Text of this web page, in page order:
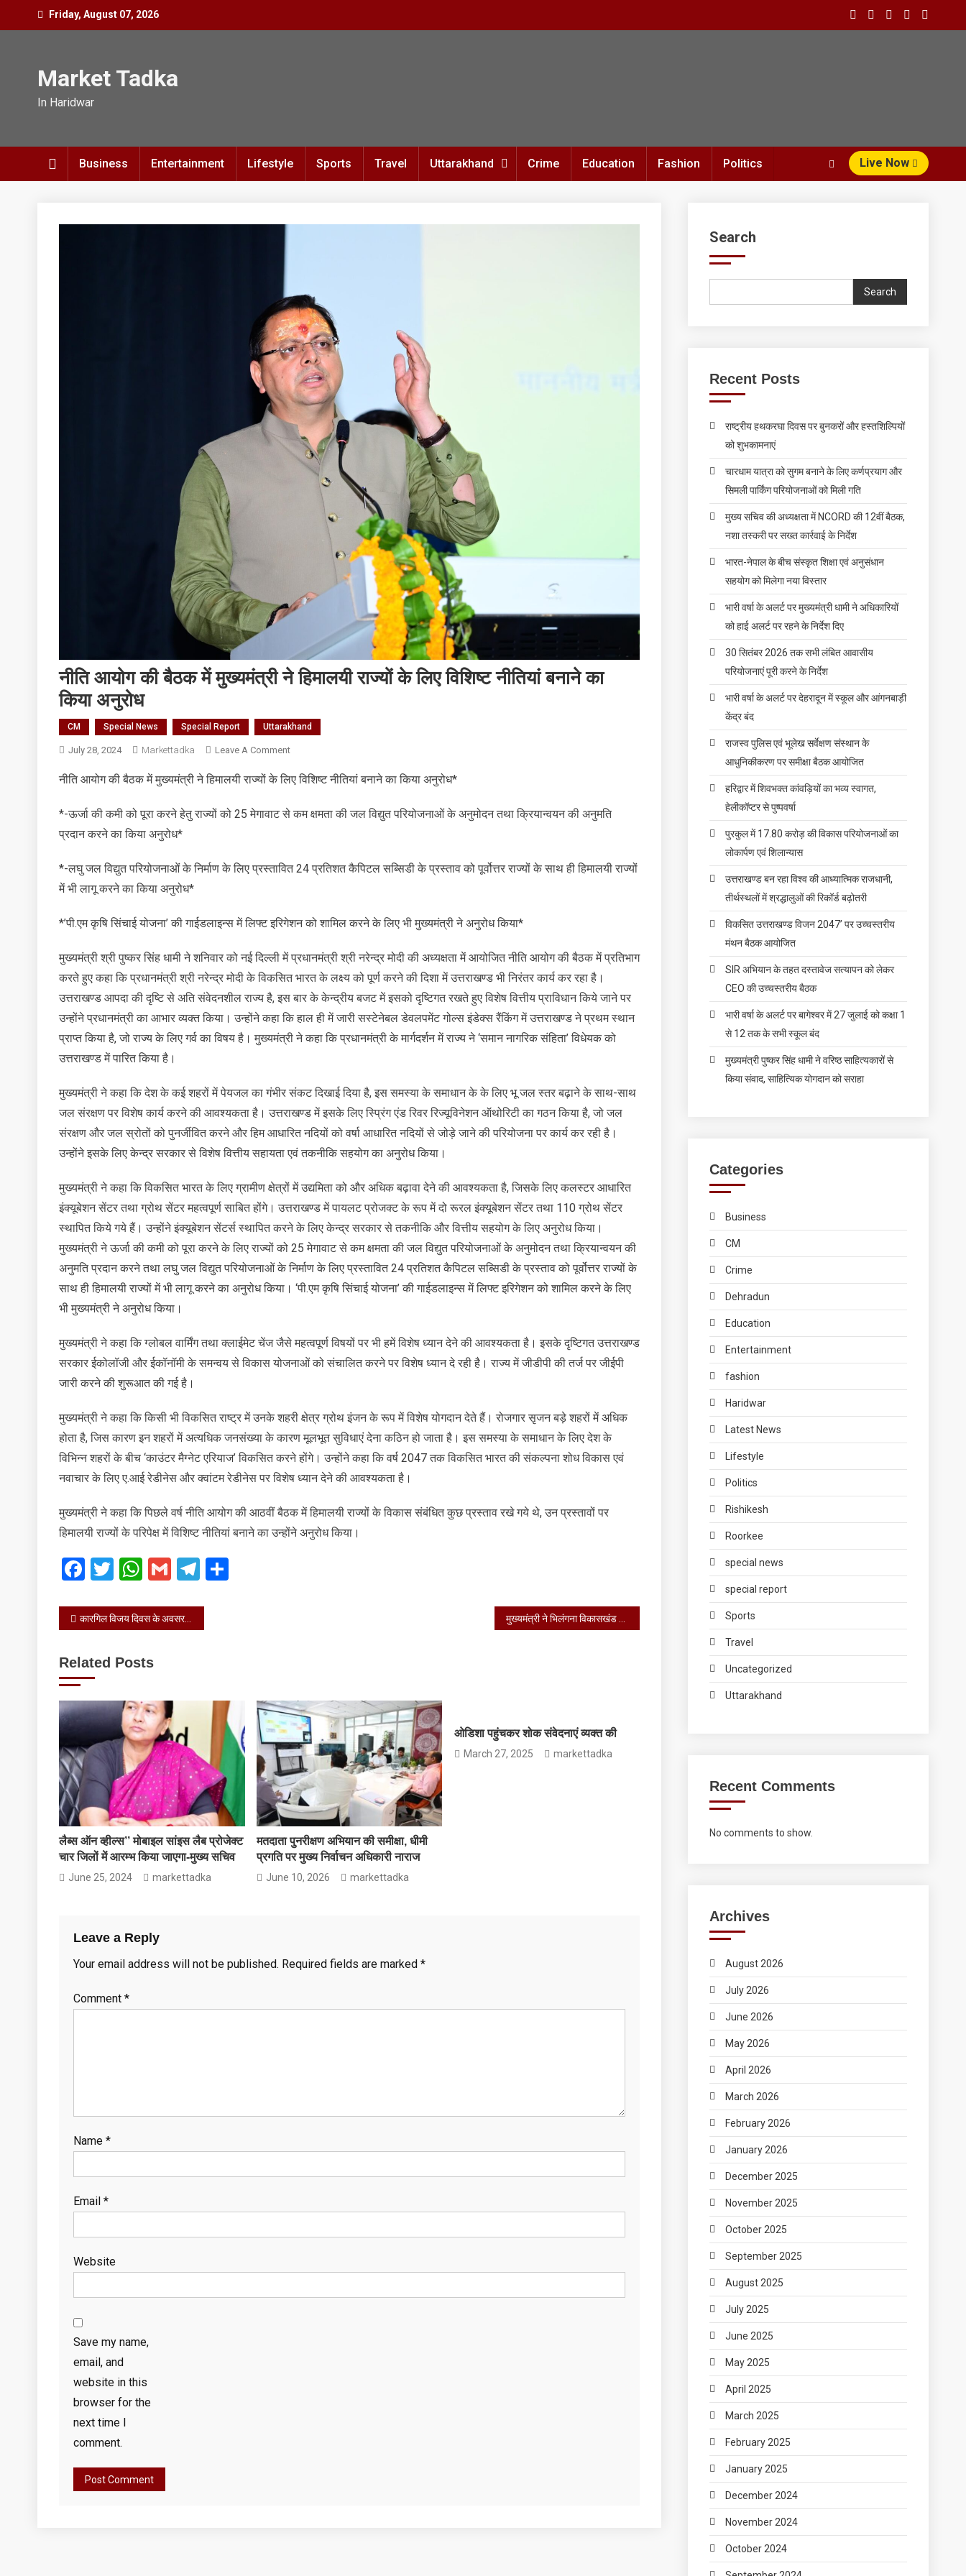
Friday, August 07, 2026
Market Tadka
In Haridwar
Business Entertainment Lifestyle Sports Travel Uttarakhand Crime Education Fashion Politics Live Now
नीति आयोग की बैठक में मुख्यमंत्री ने हिमालयी राज्यों के लिए विशिष्ट नीतियां बनाने का
किया अनुरोध
CM Special News Special Report Uttarakhand
July 28, 2024 Markettadka Leave A CommentOn
आयोग
बैठक
ने
नीतियां
बनाने
का
किया
अनुरोध
नीति आयोग की बैठक में मुख्यमंत्री ने हिमालयी राज्यों के लिए विशिष्ट नीतियां बनाने का किया अनुरोध*
*-ऊर्जा की कमी को पूरा करने हेतु राज्यों को 25 मेगावाट से कम क्षमता की जल विद्युत परियोजनाओं के अनुमोदन तथा क्रियान्वयन की अनुमति
प्रदान करने का किया अनुरोध*
*-लघु जल विद्युत परियोजनाओं के निर्माण के लिए प्रस्तावित 24 प्रतिशत कैपिटल सब्सिडी के प्रस्ताव को पूर्वोत्तर राज्यों के साथ ही हिमालयी राज्यों
में भी लागू करने का किया अनुरोध*
*’पी.एम कृषि सिंचाई योजना’ की गाईडलाइन्स में लिफ्ट इरिगेशन को शामिल करने के लिए भी मुख्यमंत्री ने अनुरोध किया*
मुख्यमंत्री श्री पुष्कर सिंह धामी ने शनिवार को नई दिल्ली में प्रधानमंत्री श्री नरेन्द्र मोदी की अध्यक्षता में आयोजित नीति आयोग की बैठक में प्रतिभाग
करते हुए कहा कि प्रधानमंत्री श्री नरेन्द्र मोदी के विकसित भारत के लक्ष्य को पूर्ण करने की दिशा में उत्तराखण्ड भी निरंतर कार्य कर रहा है।
उत्तराखण्ड आपदा की दृष्टि से अति संवेदनशील राज्य है, इस बार के केन्द्रीय बजट में इसको दृष्टिगत रखते हुए विशेष वित्तीय प्राविधान किये जाने पर
उन्होंने प्रधानमंत्री का आभार व्यक्त किया। उन्होंने कहा कि हाल ही में जारी सस्टेनेबल डेवलपमेंट गोल्स इंडेक्स रैंकिंग में उत्तराखण्ड ने प्रथम स्थान
प्राप्त किया है, जो राज्य के लिए गर्व का विषय है। मुख्यमंत्री ने कहा कि प्रधानमंत्री के मार्गदर्शन में राज्य ने ‘समान नागरिक संहिता’ विधेयक को
उत्तराखण्ड में पारित किया है।
मुख्यमंत्री ने कहा कि देश के कई शहरों में पेयजल का गंभीर संकट दिखाई दिया है, इस समस्या के समाधान के के लिए भू जल स्तर बढ़ाने के साथ-साथ
जल संरक्षण पर विशेष कार्य करने की आवश्यकता है। उत्तराखण्ड में इसके लिए स्प्रिंग एंड रिवर रिज्यूविनेशन ऑथोरिटी का गठन किया है, जो जल
संरक्षण और जल स्रोतों को पुनर्जीवित करने और हिम आधारित नदियों को वर्षा आधारित नदियों से जोड़े जाने की परियोजना पर कार्य कर रही है।
उन्होंने इसके लिए केन्द्र सरकार से विशेष वित्तीय सहायता एवं तकनीकि सहयोग का अनुरोध किया।
मुख्यमंत्री ने कहा कि विकसित भारत के लिए ग्रामीण क्षेत्रों में उद्यमिता को और अधिक बढ़ावा देने की आवश्यकता है, जिसके लिए कलस्टर आधारित
इंक्यूबेशन सेंटर तथा ग्रोथ सेंटर महत्वपूर्ण साबित होंगे। उत्तराखण्ड में पायलट प्रोजक्ट के रूप में दो रूरल इंक्यूबेशन सेंटर तथा 110 ग्रोथ सेंटर
स्थापित किये गये हैं। उन्होंने इंक्यूबेशन सेंटर्स स्थापित करने के लिए केन्द्र सरकार से तकनीकि और वित्तीय सहयोग के लिए अनुरोध किया।
मुख्यमंत्री ने ऊर्जा की कमी को पूरा करने के लिए राज्यों को 25 मेगावाट से कम क्षमता की जल विद्युत परियोजनाओं के अनुमोदन तथा क्रियान्वयन की
अनुमति प्रदान करने तथा लघु जल विद्युत परियोजनाओं के निर्माण के लिए प्रस्तावित 24 प्रतिशत कैपिटल सब्सिडी के प्रस्ताव को पूर्वोत्तर राज्यों के
साथ ही हिमालयी राज्यों में भी लागू करने का अनुरोध किया। ‘पी.एम कृषि सिंचाई योजना’ की गाईडलाइन्स में लिफ्ट इरिगेशन को शामिल करने के लिए
भी मुख्यमंत्री ने अनुरोध किया।
मुख्यमंत्री ने कहा कि ग्लोबल वार्मिंग तथा क्लाईमेट चेंज जैसे महत्वपूर्ण विषयों पर भी हमें विशेष ध्यान देने की आवश्यकता है। इसके दृष्टिगत उत्तराखण्ड
सरकार ईकोलॉजी और ईकॉनॉमी के समन्वय से विकास योजनाओं को संचालित करने पर विशेष ध्यान दे रही है। राज्य में जीडीपी की तर्ज पर जीईपी
जारी करने की शुरूआत की गई है।
मुख्यमंत्री ने कहा कि किसी भी विकसित राष्ट्र में उनके शहरी क्षेत्र ग्रोथ इंजन के रूप में विशेष योगदान देते हैं। रोजगार सृजन बड़े शहरों में अधिक
होता है, जिस कारण इन शहरों में अत्यधिक जनसंख्या के कारण मूलभूत सुविधाएं देना कठिन हो जाता है। इस समस्या के समाधान के लिए देश के
विभिन्न शहरों के बीच ‘काउंटर मैग्नेट एरियाज’ विकसित करने होंगे। उन्होंने कहा कि वर्ष 2047 तक विकसित भारत की संकल्पना शोध विकास एवं
नवाचार के लिए ए.आई रेडीनेस और क्वांटम रेडीनेस पर विशेष ध्यान देने की आवश्यकता है।
मुख्यमंत्री ने कहा कि पिछले वर्ष नीति आयोग की आठवीं बैठक में हिमालयी राज्यों के विकास संबंधित कुछ प्रस्ताव रखे गये थे, उन प्रस्तावों पर
हिमालयी राज्यों के परिपेक्ष में विशिष्ट नीतियां बनाने का उन्होंने अनुरोध किया।
Facebook
Twitter
WhatsApp
GmailTelegram
Post
कारगिल विजय दिवस के अवसर पर मुख्यमंत्री ने 04 घोषणाएं की
Related Posts
लैब्स ऑन व्हील्स’’ मोबाइल सांइस लैब प्रोजेक्ट
चार जिलों में आरम्भ किया जाएगा-मुख्य सचिव
June 25, 2024 markettadka
मतदाता पुनरीक्षण अभियान की समीक्षा, धीमी
प्रगति पर मुख्य निर्वाचन अधिकारी नाराज
June 10, 2026 markettadka
ओडिशा पहुंचकर शोक संवेदनाएं व्यक्त की
March 27, 2025 markettadka
Leave a Reply
Your email address will not be published. Required fields are marked *
Comment *
Name *
Email *
Website
Save my name,
email, and
website in this
browser for the
next time I
comment.
Search
Search
Recent Posts
राष्ट्रीय हथकरघा दिवस पर बुनकरों और हस्तशिल्पियों
को शुभकामनाएं
चारधाम यात्रा को सुगम बनाने के लिए कर्णप्रयाग और
सिमली पार्किंग परियोजनाओं को मिली गति
मुख्य सचिव की अध्यक्षता में NCORD की 12वीं बैठक,
नशा तस्करी पर सख्त कार्रवाई के निर्देश
भारत-नेपाल के बीच संस्कृत शिक्षा एवं अनुसंधान
सहयोग को मिलेगा नया विस्तार
भारी वर्षा के अलर्ट पर मुख्यमंत्री धामी ने अधिकारियों
को हाई अलर्ट पर रहने के निर्देश दिए
30 सितंबर 2026 तक सभी लंबित आवासीय
परियोजनाएं पूरी करने के निर्देश
भारी वर्षा के अलर्ट पर देहरादून में स्कूल और आंगनबाड़ी
केंद्र बंद
राजस्व पुलिस एवं भूलेख सर्वेक्षण संस्थान के
आधुनिकीकरण पर समीक्षा बैठक आयोजित
हरिद्वार में शिवभक्त कांवड़ियों का भव्य स्वागत,
हेलीकॉप्टर से पुष्पवर्षा
पुरकुल में 17.80 करोड़ की विकास परियोजनाओं का
लोकार्पण एवं शिलान्यास
उत्तराखण्ड बन रहा विश्व की आध्यात्मिक राजधानी,
तीर्थस्थलों में श्रद्धालुओं की रिकॉर्ड बढ़ोतरी
विकसित उत्तराखण्ड विजन 2047’ पर उच्चस्तरीय
मंथन बैठक आयोजित
SIR अभियान के तहत दस्तावेज सत्यापन को लेकर
CEO की उच्चस्तरीय बैठक
भारी वर्षा के अलर्ट पर बागेश्वर में 27 जुलाई को कक्षा 1
से 12 तक के सभी स्कूल बंद
मुख्यमंत्री पुष्कर सिंह धामी ने वरिष्ठ साहित्यकारों से
किया संवाद, साहित्यिक योगदान को सराहा
Categories
Business
CM
Crime
Dehradun
Education
Entertainment
fashion
Haridwar
Latest News
Lifestyle
Politics
Rishikesh
Roorkee
special news
special report
Sports
Travel
Uncategorized
Uttarakhand
Recent Comments
No comments to show.
Archives
August 2026
July 2026
June 2026
May 2026
April 2026
March 2026
February 2026
January 2026
December 2025
November 2025
October 2025
September 2025
August 2025
July 2025
June 2025
May 2025
April 2025
March 2025
February 2025
January 2025
December 2024
November 2024
October 2024